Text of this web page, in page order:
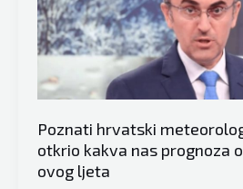
Poznati hrvatski
otkrio kakva nas prognoza
ovog ljeta